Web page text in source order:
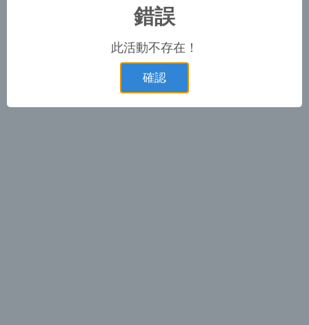
錯誤
此活動不存在！
確認